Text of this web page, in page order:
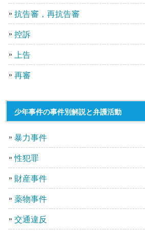
抗告審，再抗告審
控訴
上告
再審
少年事件の事件別解説と弁護活動
暴力事件
性犯罪
財産事件
薬物事件
交通違反